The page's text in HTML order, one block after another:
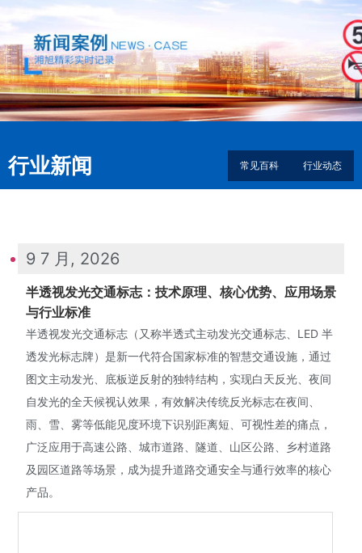
行业新闻 常见百科 行业动态
9 7 月, 2026
半透视发光交通标志：技术原理、核心优势、应用场景
与行业标准
半透视发光交通标志（又称半透式主动发光交通标志、LED 半
透发光标志牌）是新一代符合国家标准的智慧交通设施，通过
图文主动发光、底板逆反射的独特结构，实现白天反光、夜间
自发光的全天候视认效果，有效解决传统反光标志在夜间、
雨、雪、雾等低能见度环境下识别距离短、可视性差的痛点，
广泛应用于高速公路、城市道路、隧道、山区公路、乡村道路
及园区道路等场景，成为提升道路交通安全与通行效率的核心
产品。